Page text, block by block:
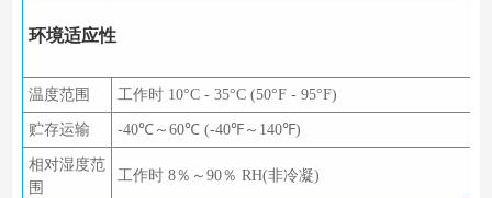
环境适应性
温度范围 工作时 10°C - 35°C (50°F - 95°F)
贮存运输 -40℃～60℃ (-40℉～140℉)
相对湿度范
围
工作时 8％～90％ RH(非冷凝)